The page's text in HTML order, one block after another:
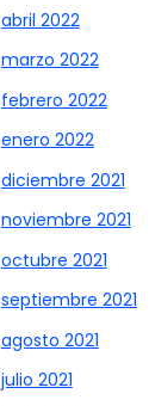
abril 2022
marzo 2022
febrero 2022
enero 2022
diciembre 2021
noviembre 2021
octubre 2021
septiembre 2021
agosto 2021
julio 2021